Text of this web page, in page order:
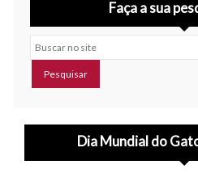
Faça a sua
Buscar no site
Dia Mundial do